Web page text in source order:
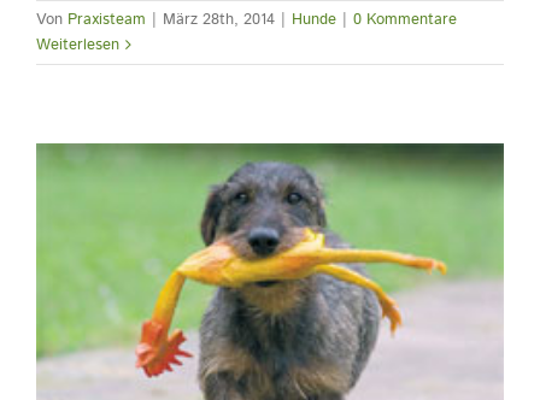
Von Praxisteam | März 28th, 2014 | Hunde | 0 Kommentare
Weiterlesen